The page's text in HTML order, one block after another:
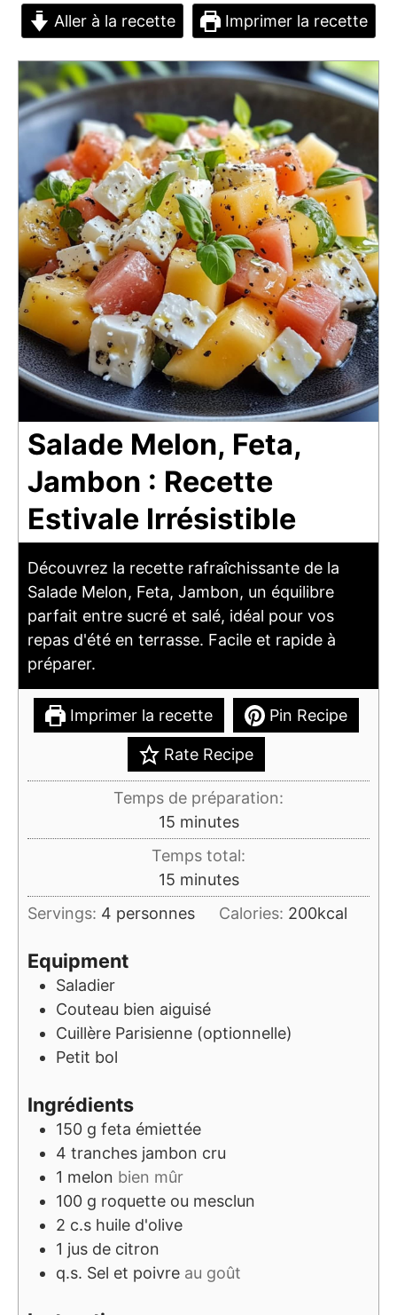
Aller à la recette Imprimer la recette
Salade Melon, Feta,
Jambon : Recette
Estivale Irrésistible
Découvrez la recette rafraîchissante de la
Salade Melon, Feta, Jambon, un équilibre
parfait entre sucré et salé, idéal pour vos
repas d'été en terrasse. Facile et rapide à
préparer.
Imprimer la recette Pin Recipe
Rate Recipe
Temps de préparation:
15minutes
minutes
Temps total:
15minutes
minutes
Servings: 4 personnes Calories: 200kcal
Equipment
Saladier
Couteau bien aiguisé
Cuillère Parisienne (optionnelle)
Petit bol
Ingrédients
150 g feta émiettée
4 tranches jambon cru
1 melon bien mûr
100 g roquette ou mesclun
2 c.s huile d'olive
1 jus de citron
q.s. Sel et poivre au goût